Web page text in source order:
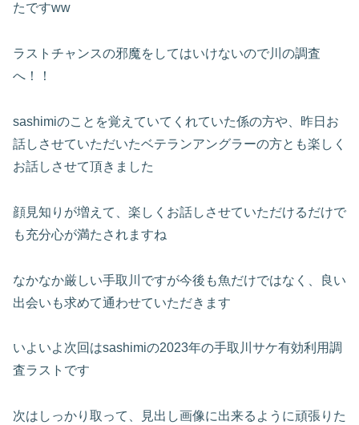
たですww
ラストチャンスの邪魔をしてはいけないので川の調査
へ！！
sashimiのことを覚えていてくれていた係の方や、昨日お
話しさせていただいたベテランアングラーの方とも楽しく
お話しさせて頂きました
顔見知りが増えて、楽しくお話しさせていただけるだけで
も充分心が満たされますね
なかなか厳しい手取川ですが今後も魚だけではなく、良い
出会いも求めて通わせていただきます
いよいよ次回はsashimiの2023年の手取川サケ有効利用調
査ラストです
次はしっかり取って、見出し画像に出来るように頑張りた